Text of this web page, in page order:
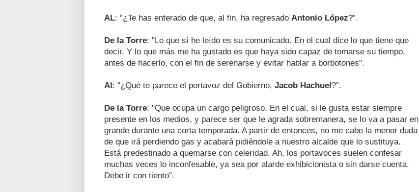
AL: "¿Te has enterado de que, al fin, ha regresado Antonio López?".
De la Torre: "Lo que sí he leído es su comunicado. En el cual dice lo que tiene que
decir. Y lo que más me ha gustado es que haya sido capaz de tomarse su tiempo,
antes de hacerlo, con el fin de serenarse y evitar hablar a borbotones".
Al: "¿Qué te parece el portavoz del Gobierno, Jacob Hachuel?".
De la Torre: "Que ocupa un cargo peligroso. En el cual, si le gusta estar siempre
presente en los medios, y parece ser que le agrada sobremanera, se lo va a pasar en
grande durante una corta temporada. A partir de entonces, no me cabe la menor duda
de que irá perdiendo gas y acabará pidiéndole a nuestro alcalde que lo sustituya.
Está predestinado a quemarse con celeridad. Ah, los portavoces suelen confesar
muchas veces lo inconfesable, ya sea por alarde exhibicionista o sin darse cuenta.
Debe ir con tiento".